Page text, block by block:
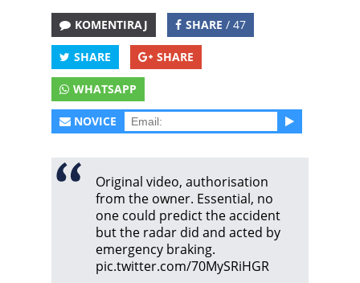
KOMENTIRAJ SHARE / 47
SHARE SHARE
WHATSAPP
NOVICE
Original video, authorisation
from the owner. Essential, no
one could predict the accident
but the radar did and acted by
emergency braking.
pic.twitter.com/70MySRiHGR